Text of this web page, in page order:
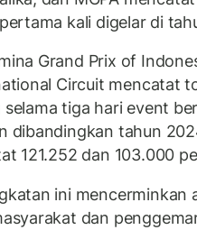
kali digelar di
Grand Prix of
Circuit mencatat
selama tiga hari event
dibandingkan tahun
121.252 dan 103.000
ini mencerminkan
dan